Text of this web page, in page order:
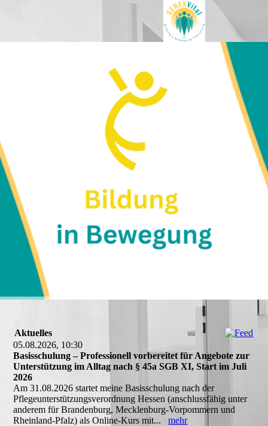
Aktuelles
05.08.2026, 10:30
Basisschulung – Professionell vorbereitet für Angebote zur
Unterstützung im Alltag nach § 45a SGB XI, Start im Juli
2026
Am 31.08.2026 startet meine Basisschulung nach der
Pflegeunterstützungsverordnung Hessen (anschlussfähig unter
anderem für Brandenburg, Mecklenburg-Vorpommern und
Rheinland-Pfalz) als Online-Kurs mit...mehr